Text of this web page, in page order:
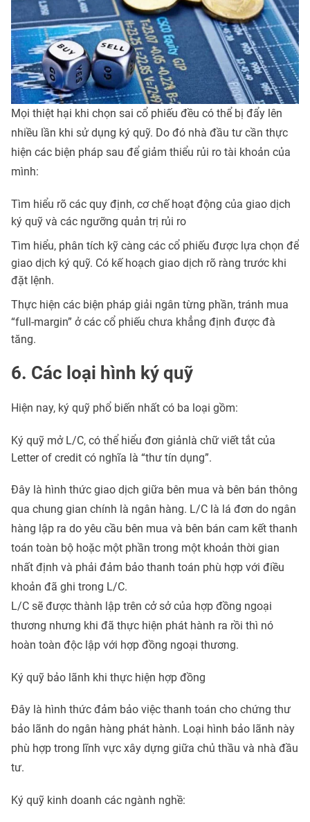
Mọi thiệt hại khi chọn sai cổ phiếu đều có thể bị đẩy lên
nhiều lần khi sử dụng ký quỹ. Do đó nhà đầu tư cần thực
hiện các biện pháp sau để giảm thiểu rủi ro tài khoản của
mình:
Tìm hiểu rõ các quy định, cơ chế hoạt động của giao dịch
ký quỹ và các ngưỡng quản trị rủi ro
Tìm hiểu, phân tích kỹ càng các cổ phiếu được lựa chọn để
giao dịch ký quỹ. Có kế hoạch giao dịch rõ ràng trước khi
đặt lệnh.
Thực hiện các biện pháp giải ngân từng phần, tránh mua
“full-margin” ở các cổ phiếu chưa khẳng định được đà
tăng.
6. Các loại hình ký quỹ
Hiện nay, ký quỹ phổ biến nhất có ba loại gồm:
Ký quỹ mở L/C, có thể hiểu đơn giảnlà chữ viết tắt của
Letter of credit có nghĩa là “thư tín dụng”.
Đây là hình thức giao dịch giữa bên mua và bên bán thông
qua chung gian chính là ngân hàng. L/C là lá đơn do ngân
hàng lập ra do yêu cầu bên mua và bên bán cam kết thanh
toán toàn bộ hoặc một phần trong một khoản thời gian
nhất định và phải đảm bảo thanh toán phù hợp với điều
khoản đã ghi trong L/C.
L/C sẽ được thành lập trên cở sở của hợp đồng ngoại
thương nhưng khi đã thực hiện phát hành ra rồi thì nó
hoàn toàn độc lập với hợp đồng ngoại thương.
Ký quỹ bảo lãnh khi thực hiện hợp đồng
Đây là hình thức đảm bảo việc thanh toán cho chứng thư
bảo lãnh do ngân hàng phát hành. Loại hình bảo lãnh này
phù hợp trong lĩnh vực xây dựng giữa chủ thầu và nhà đầu
tư.
Ký quỹ kinh doanh các ngành nghề: